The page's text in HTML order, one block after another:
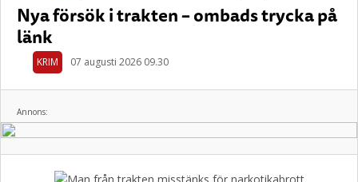
Nya försök i trakten – ombads trycka på
länk
KRIM 07 augusti 2026 09.30
Annons: